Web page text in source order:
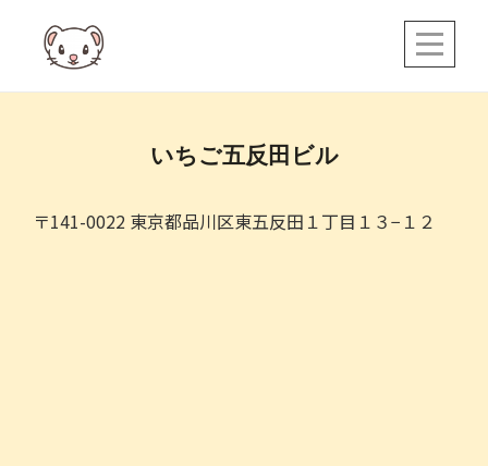
content
いちご五反田ビル
〒141-0022 東京都品川区東五反田１丁目１３−１２
ナ